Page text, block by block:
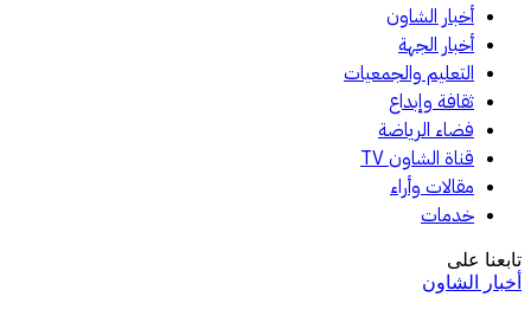
أخبار الشاون
أخبار الجهة
التعليم والجمعيات
ثقافة وإبداع
فضاء الرياضة
قناة الشاون TV
مقالات وأراء
خدمات
تابعنا على
أخبار الشاون